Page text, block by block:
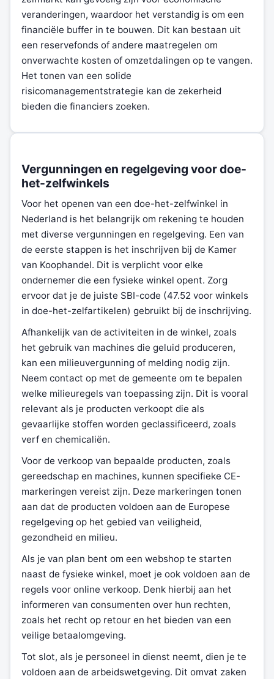
veranderingen, waardoor het verstandig is om een
financiële buffer in te bouwen. Dit kan bestaan uit
een reservefonds of andere maatregelen om
onverwachte kosten of omzetdalingen op te vangen.
Het tonen van een solide
risicomanagementstrategie kan de zekerheid
bieden die financiers zoeken.
Vergunningen en regelgeving voor doe-
het-zelfwinkels
Voor het openen van een doe-het-zelfwinkel in
Nederland is het belangrijk om rekening te houden
met diverse vergunningen en regelgeving. Een van
de eerste stappen is het inschrijven bij de Kamer
van Koophandel. Dit is verplicht voor elke
ondernemer die een fysieke winkel opent. Zorg
ervoor dat je de juiste SBI-code (47.52 voor winkels
in doe-het-zelfartikelen) gebruikt bij de inschrijving.
Afhankelijk van de activiteiten in de winkel, zoals
het gebruik van machines die geluid produceren,
kan een milieuvergunning of melding nodig zijn.
Neem contact op met de gemeente om te bepalen
welke milieuregels van toepassing zijn. Dit is vooral
relevant als je producten verkoopt die als
gevaarlijke stoffen worden geclassificeerd, zoals
verf en chemicaliën.
Voor de verkoop van bepaalde producten, zoals
gereedschap en machines, kunnen specifieke CE-
markeringen vereist zijn. Deze markeringen tonen
aan dat de producten voldoen aan de Europese
regelgeving op het gebied van veiligheid,
gezondheid en milieu.
Als je van plan bent om een webshop te starten
naast de fysieke winkel, moet je ook voldoen aan de
regels voor online verkoop. Denk hierbij aan het
informeren van consumenten over hun rechten,
zoals het recht op retour en het bieden van een
veilige betaalomgeving.
Tot slot, als je personeel in dienst neemt, dien je te
voldoen aan de arbeidswetgeving. Dit omvat zaken